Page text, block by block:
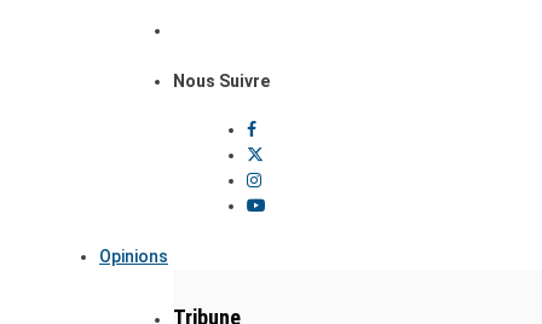
Nous Suivre
Opinions
Tribune